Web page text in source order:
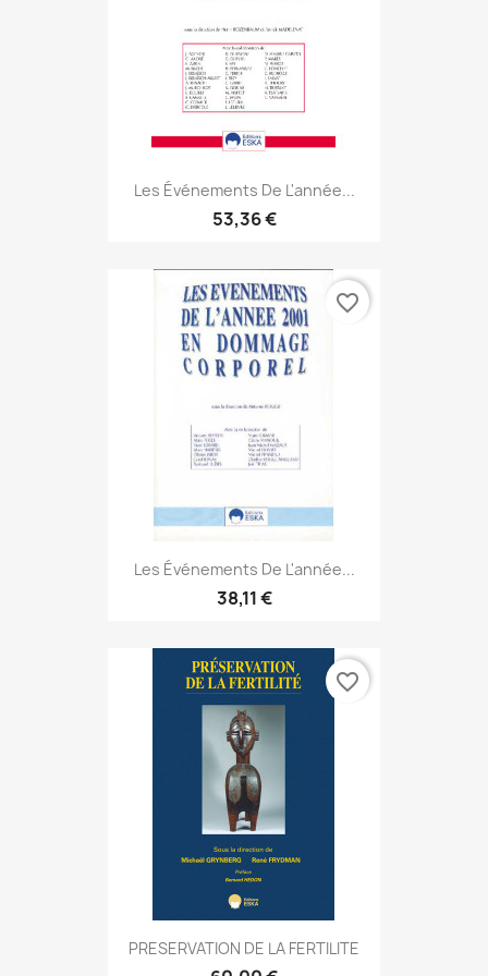
Les Événements De L'année...
53,36 €
Les Événements De L'année...
38,11 €
favorite_border
PRESERVATION DE LA FERTILITE
favorite_border